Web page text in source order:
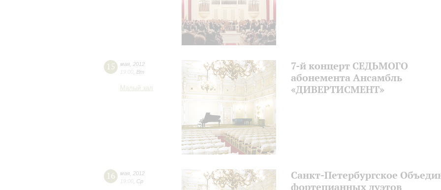
15 мая 2012
19:00 Вт
Малый зал
7-й концерт СЕДЬМОГО
абонемента Ансамбль
«ДИВЕРТИСМЕНТ»
16 мая 2012
19:00 Ср
Санкт-Петербургское
фортепианных дуэтов